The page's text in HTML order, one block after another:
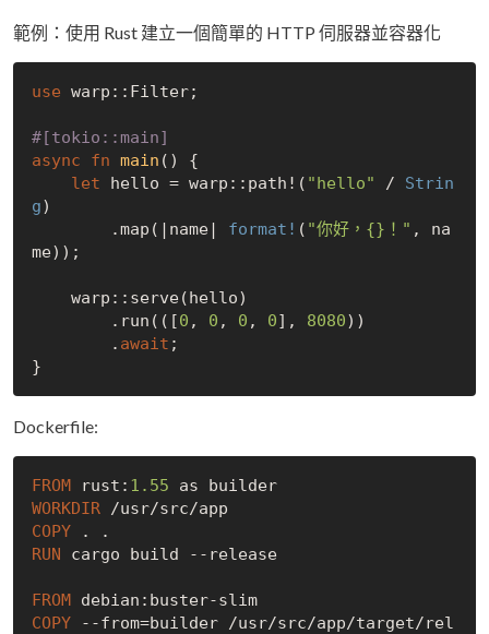
範例：使用 Rust 建立一個簡單的 HTTP 伺服器並容器化
use warp::Filter;
#[tokio::main]
async
fn main () {
let hello = warp::path!( "hello" / Strin
g)
        .map(|name|
format! ( "你好，{}！" , na
me));
        .run(([
0 , 0 , 0 , 0], 8080))
        .
await ;
Dockerfile:
FROM rust: 1.55
as builder
WORKDIR /usr/src/app
COPY . .
RUN cargo build --release
FROM
debian:buster-slim
COPY --from=builder /usr/src/app/target/rel